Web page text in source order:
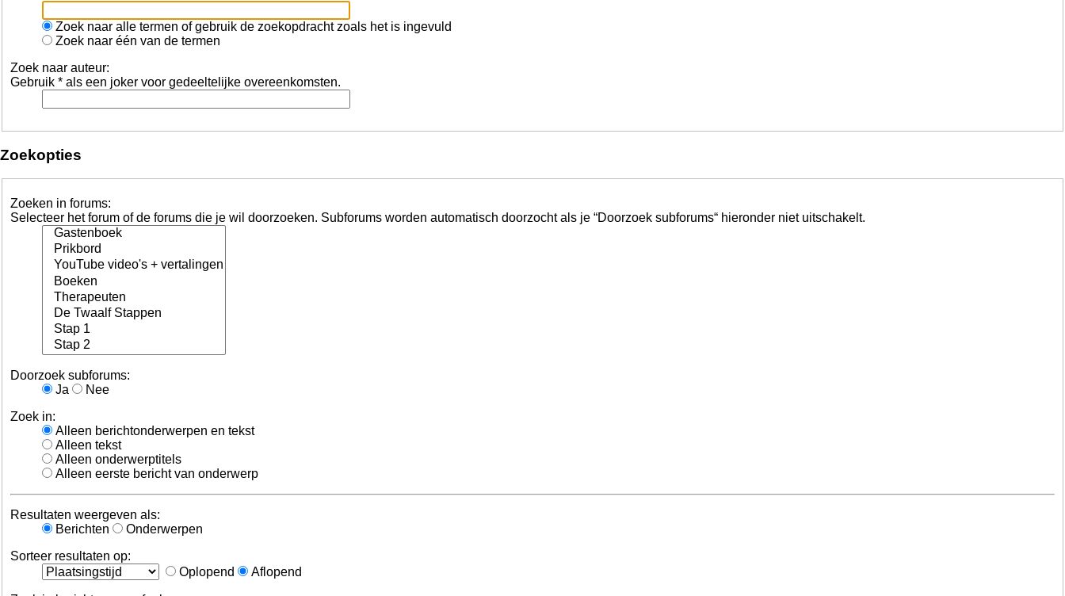
Zoek naar alle termen of gebruik de zoekopdracht zoals het is ingevuld
Zoek naar één van de termen
Zoek naar auteur:
Gebruik * als een joker voor gedeeltelijke overeenkomsten.
Zoekopties
Zoeken in forums:
Selecteer het forum of de forums die je wil doorzoeken. Subforums worden automatisch doorzocht als je “Doorzoek subforums“ hieronder niet uitschakelt.
Doorzoek subforums:
Ja
Nee
Zoek in:
Alleen berichtonderwerpen en tekst
Alleen tekst
Alleen onderwerptitels
Alleen eerste bericht van onderwerp
Resultaten weergeven als:
Berichten
Onderwerpen
Sorteer resultaten op:
Oplopend
Aflopend